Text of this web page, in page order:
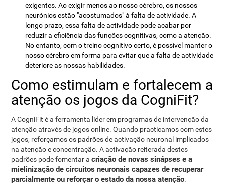
exigentes. Ao exigir menos ao nosso cérebro, os nossos
neurónios estão "acostumados" à falta de actividade. A
longo prazo, essa falta de actividade pode acabar por
reduzir a eficiência das funções cognitivas, como a atenção.
No entanto, com o treino cognitivo certo, é possível manter o
nosso cérebro em forma para evitar que a falta de actividade
deteriore as nossas habilidades.
Como estimulam e fortalecem a
atenção os jogos da CogniFit?
A CogniFit é a ferramenta líder em programas de intervenção da
atenção através de jogos online. Quando practicamos com estes
jogos, reforçamos os padrões de activação neuronal implicados
na atenção e concentração. A activação reiterada destes
padrões pode fomentar acriação de novas sinápses e a
mielinização de circuitos neuronais capazes de recuperar
parcialmente ou reforçar o estado da nossa atenção.